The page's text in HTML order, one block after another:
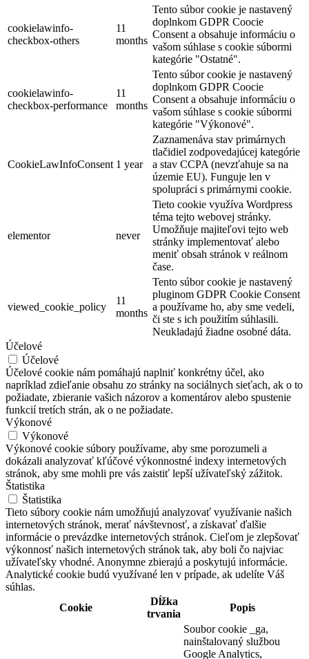
cookielawinfo-
checkbox-others
11
months
Tento súbor cookie je nastavený
doplnkom GDPR Coocie
Consent a obsahuje informáciu o
vašom súhlase s cookie súbormi
kategórie "Ostatné".
cookielawinfo-
checkbox-performance
11
months
Tento súbor cookie je nastavený
doplnkom GDPR Coocie
Consent a obsahuje informáciu o
vašom súhlase s cookie súbormi
kategórie "Výkonové".
CookieLawInfoConsent 1 year
Zaznamenáva stav primárnych
tlačidiel zodpovedajúcej kategórie
a stav CCPA (nevzťahuje sa na
územie EU). Funguje len v
spolupráci s primárnymi cookie.
elementor never
Tieto cookie využíva Wordpress
téma tejto webovej stránky.
Umožňuje majiteľovi tejto web
stránky implementovať alebo
meniť obsah stránok v reálnom
čase.
viewed_cookie_policy
11
months
Tento súbor cookie je nastavený
pluginom GDPR Cookie Consent
a používame ho, aby sme vedeli,
či ste s ich použitím súhlasili.
Neukladajú žiadne osobné dáta.
Účelové
Účelové
Účelové cookie nám pomáhajú naplniť konkrétny účel, ako
napríklad zdieľanie obsahu zo stránky na sociálnych sieťach, ak o to
požiadate, zbieranie vašich názorov a komentárov alebo spustenie
funkcií tretích strán, ak o ne požiadate.
Výkonové
Výkonové
Výkonové cookie súbory používame, aby sme porozumeli a
dokázali analyzovať kľúčové výkonnostné indexy internetových
stránok, aby sme mohli pre vás zaistiť lepší užívateľský zážitok.
Štatistika
Štatistika
Tieto súbory cookie nám umožňujú analyzovať využívanie našich
internetových stránok, merať návštevnosť, a získavať ďalšie
informácie o prevázdke internetových stránok. Cieľom je zlepšovať
výkonnosť našich internetových stránok tak, aby boli čo najviac
užívateľsky vhodné. Anonymne zbierajú a poskytujú informácie.
Analytické cookie budú využívané len v prípade, ak udelíte Váš
súhlas.
Cookie
Dĺžka
trvania
Popis
Soubor cookie _ga,
nainštalovaný službou
Google Analytics,